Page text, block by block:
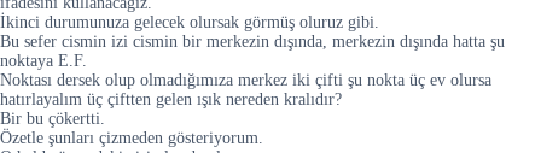
İkinci durumunuza gelecek olursak görmüş oluruz gibi.
Bu sefer cismin izi cismin bir merkezin dışında, merkezin dışında hatta şu
noktaya E.F.
Noktası dersek olup olmadığımıza merkez iki çifti şu nokta üç ev olursa
hatırlayalım üç çiftten gelen ışık nereden kralıdır?
Bir bu çökertti.
Özetle şunları çizmeden gösteriyorum.